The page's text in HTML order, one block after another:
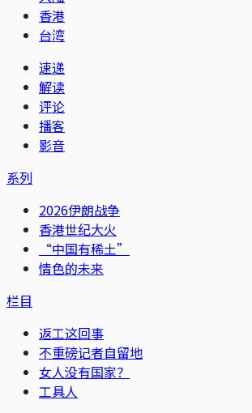
香港
台湾
速递
解读
评论
播客
影音
系列
2026伊朗战争
香港世纪大火
“中国有稀土”
情色的未来
栏目
返工这回事
不重磅记者自留地
女人没有国家？
工具人